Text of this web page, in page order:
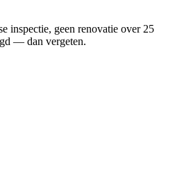
inspectie, geen renovatie over 25
— dan vergeten.